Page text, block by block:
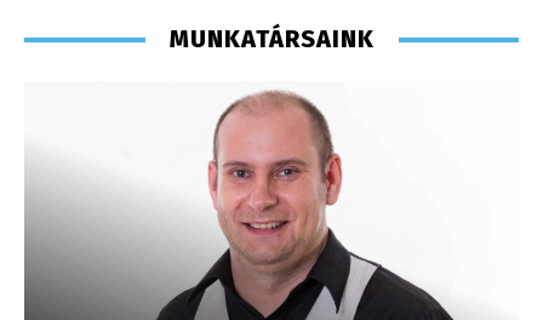
MUNKATÁRSAINK